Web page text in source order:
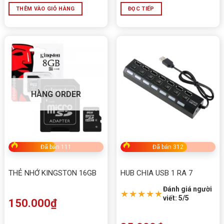
THÊM VÀO GIỎ HÀNG ĐỌC TIẾP
HÀNG ORDER
Đã bán 111
THẺ NHỚ KINGSTON 16GB
150.000₫
Đã bán 312
HUB CHIA USB 1 RA 7
★★★★★Đánh giá người
viết: 5/5